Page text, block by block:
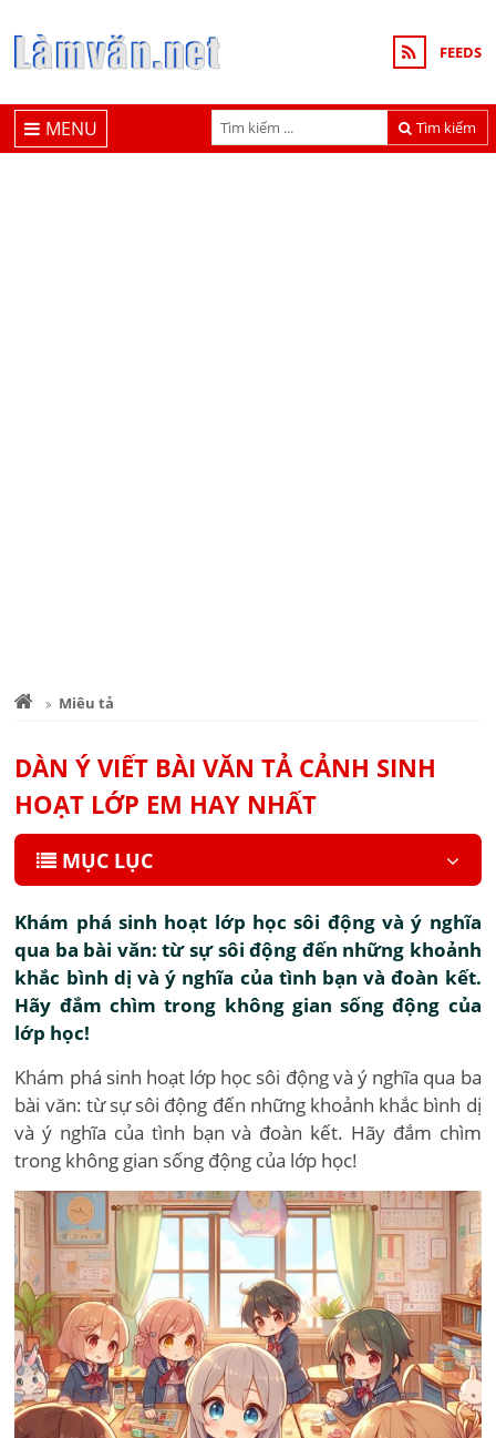
FEEDS
Tìm kiếm
MENU
Miêu tả
DÀN Ý VIẾT BÀI VĂN TẢ CẢNH SINH
HOẠT LỚP EM HAY NHẤT
MỤC LỤC
Khám phá sinh hoạt lớp học sôi động và ý nghĩa
qua ba bài văn: từ sự sôi động đến những khoảnh
khắc bình dị và ý nghĩa của tình bạn và đoàn kết.
Hãy đắm chìm trong không gian sống động của
lớp học!
Khám phá sinh hoạt lớp học sôi động và ý nghĩa qua ba
bài văn: từ sự sôi động đến những khoảnh khắc bình dị
và ý nghĩa của tình bạn và đoàn kết. Hãy đắm chìm
trong không gian sống động của lớp học!